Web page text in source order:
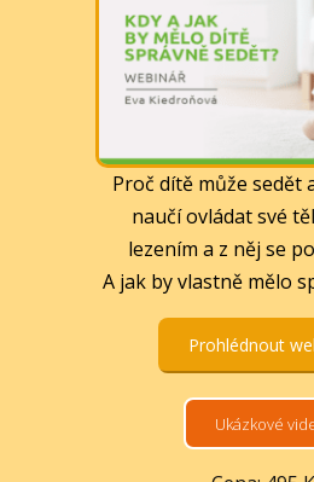
Proč dítě může sedět
naučí ovládat své
lezením a z něj se
A jak by vlastně mělo
Prohlédnout
Ukázkové